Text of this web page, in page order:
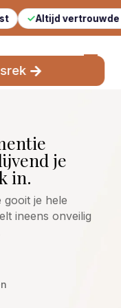
vertrouwde gezichten
je
in.
je hele
ineens onveilig